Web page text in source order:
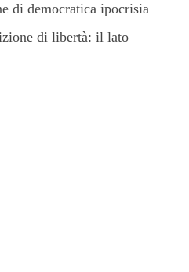
di democratica ipocrisia
di libertà: il lato